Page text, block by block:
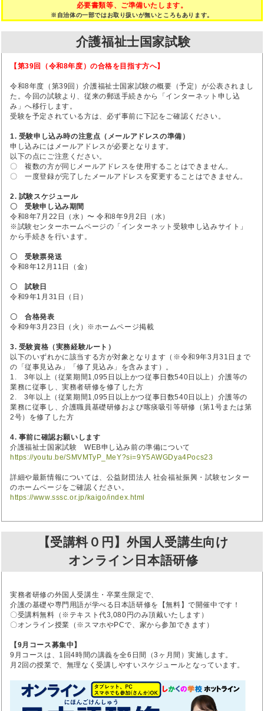
必要書類等、ご準備いたします。
※自治体の一部ではお取り扱いが無いところもあります。
介護福祉士国家試験
【第39回（令和8年度）の合格を目指す方へ】
令和8年度（第39回）介護福祉士国家試験の概要（予定）が公表されまし
た。今回の試験より、従来の郵送手続きから「インターネット申し込
み」へ移行します。
受験を予定されている方は、必ず事前に下記をご確認ください。
1. 受験申し込み時の注意点（メールアドレスの準備）
申し込みにはメールアドレスが必要となります。
以下の点にご注意ください。
〇 複数の方が同じメールアドレスを使用することはできません。
〇 一度登録が完了したメールアドレスを変更することはできません。
2. 試験スケジュール
〇 受験申し込み期間
令和8年7月22日（水）〜 令和8年9月2日（水）
※試験センターホームページの「インターネット受験申し込みサイト」
から手続きを行います。
〇 受験票発送
令和8年12月11日（金）
〇 試験日
令和9年1月31日（日）
〇 合格発表
令和9年3月23日（火）※ホームページ掲載
3. 受験資格（実務経験ルート）
以下のいずれかに該当する方が対象となります（※令和9年3月31日まで
の「従事見込み」「修了見込み」を含みます）。
1. 3年以上（従業期間1,095日以上かつ従事日数540日以上）介護等の
業務に従事し、実務者研修を修了した方
2. 3年以上（従業期間1,095日以上かつ従事日数540日以上）介護等の
業務に従事し、介護職員基礎研修および喀痰吸引等研修（第1号または第
2号）を修了した方
4. 事前に確認お願いします
介護福祉士国家試験 WEB申し込み前の準備について
https://youtu.be/SMVMTyP_MeY?si=9Y5AWGDya4Pocs23
詳細や最新情報については、公益財団法人 社会福祉振興・試験センター
のホームページをご確認ください。
https://www.sssc.or.jp/kaigo/index.html
【受講料０円】外国人受講生向け
オンライン日本語研修
実務者研修の外国人受講生・卒業生限定で、
介護の基礎や専門用語が学べる日本語研修を【無料】で開催中です！
〇受講料無料（※テキスト代3,080円のみ頂戴いたします）
〇オンライン授業（※スマホやPCで、家から参加できます）
【9月コース募集中】
9月コースは、1回4時間の講義を全6日間（3ヶ月間）実施します。
月2回の授業で、無理なく受講しやすいスケジュールとなっています。